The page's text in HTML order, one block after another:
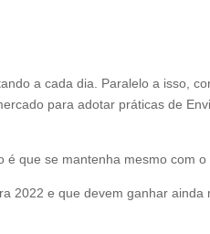
a cada dia. Paralelo a isso,
para adotar práticas de
que se mantenha mesmo com o
2022 e que devem ganhar ainda